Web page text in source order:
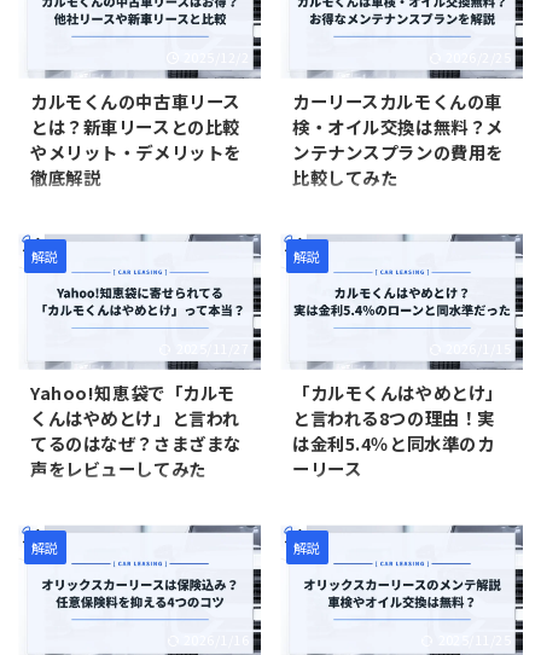
スカーリースを利用するにあた
って、こうした疑問や不安を持
と、沖縄でもオリックスカーリ
ースは利用可能です。ただし、
本州（本土）と比べて輸送費用
が高いので、沖縄と本州とでは
月額が異なるケースがありま
オリックスカーリースを利用す
るメリット・デメリット、月額
などを解説しています。沖縄で
オリックスカーリースを利用し
たいと考えている人は、ぜひ参
あたって、滞納について疑問や
不安を抱える人は多いです。結
済を滞納すると、エンジンの停
止措置を取られる可能性があり
ます。ただし、業界大手のオト
ロンなど信頼性の高い自社ロー
ンを利用すれば、怖い取り立て
で本記事では、自社ローンの返
済を滞納したときの流れや、滞
納したときに利用者が取るべき
行動などについて解説していま
す。自社ローンを利用したいが
カルモくんの中古車リース
とは？新車リースとの比較
やメリット・デメリットを
徹底解説
もやってるの？」「中古車リー
スと新車リースはどっちがお
得？」 カーリースカルモくんを
利用するにあたって、中古車リ
ースについて疑問を持つ人は多
リースカルモくんでは中古車リ
ースを提供しており、中古車の
取り扱い台数は業界最多であり
ます。 ただし、中古車リースと
新車リースのどちらがお得か
ンなどで異なってきます。そこ
で本記事では、カーリースカル
モくんの中古車リースについて
詳しく解説しています。 メリッ
ト・デメリット、他社の中古車
カーリースカルモくんの車
検・オイル交換は無料？メ
ンテナンスプランの費用を
比較してみた
交換は無料なの？」「メンテナ
ンスプランごとの違いってな
に？」 カーリースカルモくんを
利用するにあたって、車検やオ
イル交換などのメンテナンス費
かは気になるポイントのひとつ
です。結論から言うと、カーリ
ースカルモくんの月額には車検
やオイル交換などのメンテナン
ス費用が含まれていない。 車両
に含まれていますが、メンテナ
ンス費用については利用者の自
己負担となります。ただし、カ
ーリースカルモくんのメンテナ
ンスプランを追加すれば、月額
解説
Yahoo!知恵袋で「カルモ
くんはやめとけ」と言われ
てるのはなぜ？さまざまな
声をレビューしてみた
けって言われてるけど本当？」
「カルモくんを利用すると車を
買うよりも損をするの？」 カー
リースカルモくん（以下カルモ
くん）を利用するにあたって、
解説
「カルモくんはやめとけ」
と言われる8つの理由！実
は金利5.4％と同水準のカ
ーリース
くけど本当？」「カルモくんを
利用すると損をするの？」 カー
リースカルモくん（以下カルモ
くん）を利用するにあたって、
「やめとけ」という声を見聞き
解説 解説